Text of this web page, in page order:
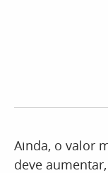
Ainda, o valor
deve